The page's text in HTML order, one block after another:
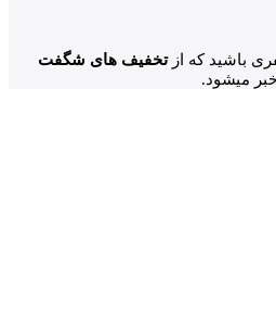
باشید که ازتخفیف های شگفت
میشود.